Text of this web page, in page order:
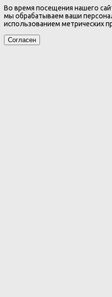
Во время посещения нашего
мы обрабатываем ваши
использованием метрических
Согласен